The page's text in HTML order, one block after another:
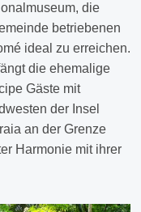
die
betriebenen
ideal zu erreichen.
die ehemalige
Gäste mit
der Insel
an der Grenze
Harmonie mit ihrer